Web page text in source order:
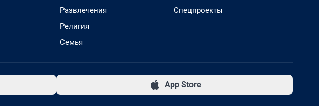
Развлечения
Религия
Семья
Спецпроекты
App Store